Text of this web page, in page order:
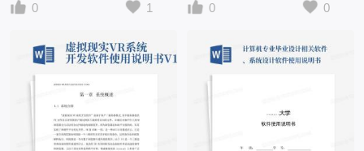
0
1
0
0